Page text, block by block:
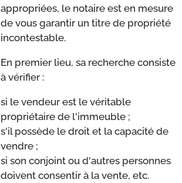
appropriées, le notaire est en mesure
de vous garantir un titre de propriété
incontestable.
En premier lieu, sa recherche consiste
à vérifier :
si le vendeur est le véritable
propriétaire de l'immeuble ;
s'il possède le droit et la capacité de
vendre ;
si son conjoint ou d'autres personnes
doivent consentir à la vente, etc.